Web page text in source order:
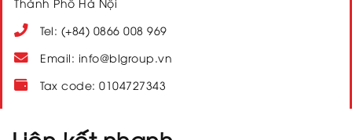
Thành Phố Hà Nội
Tel: (+84) 0866 008 969
Email: info@blgroup.vn
Tax code: 0104727343